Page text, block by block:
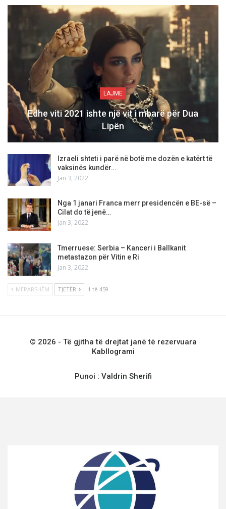
LAJME
Edhe viti 2021 ishte një vit i mbarë për Dua
Lipën
Izraeli shteti i parë në botë me dozën e katërt të
vaksinës kundër…
Jan 3, 2022
Nga 1 janari Franca merr presidencën e BE-së –
Cilat do të jenë…
Jan 3, 2022
Tmerruese: Serbia – Kanceri i Ballkanit
metastazon për Vitin e Ri
Jan 3, 2022
MËPARSHËM TJETËR 1 të 459
© 2026 - Të gjitha të drejtat janë të rezervuara
Kabllogrami
Punoi : Valdrin Sherifi